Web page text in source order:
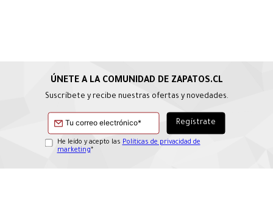
Suscríbete y recibe nuestras ofertas y novedades.
He leído y acepto las Políticas de privacidad de
marketing*